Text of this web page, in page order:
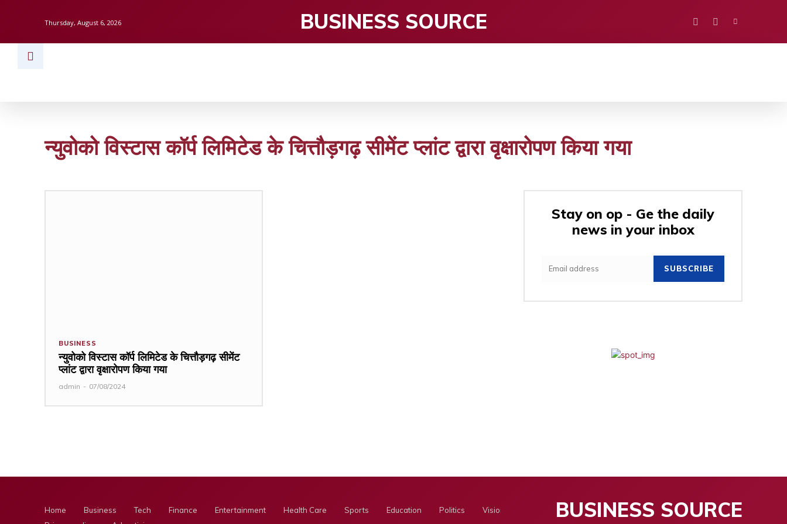
Thursday, August 6, 2026 BUSINESS SOURCE
न्युवोको विस्टास कॉर्प लिमिटेड के चित्तौड़गढ़ सीमेंट प्लांट द्वारा वृक्षारोपण किया गया
BUSINESS
न्युवोको विस्टास कॉर्प लिमिटेड के चित्तौड़गढ़ सीमेंट
प्लांट द्वारा वृक्षारोपण किया गया
admin - 07/08/2024
Stay on op - Ge the daily
news in your inbox
SUBSCRIBE
Home Business Tech Finance Entertainment Health Care Sports Education Politics Visionary Entrepreneurs
Contact us
BUSINESS SOURCE